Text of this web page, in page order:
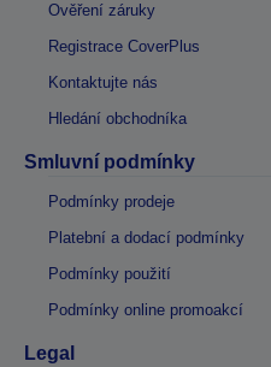
Ověření záruky
Registrace CoverPlus
Kontaktujte nás
Hledání obchodníka
Smluvní podmínky
Podmínky prodeje
Platební a dodací podmínky
Podmínky použití
Podmínky online promoakcí
Legal